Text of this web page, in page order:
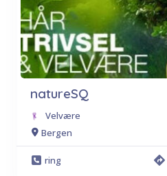
natureSQ
Velvære
Bergen
ring